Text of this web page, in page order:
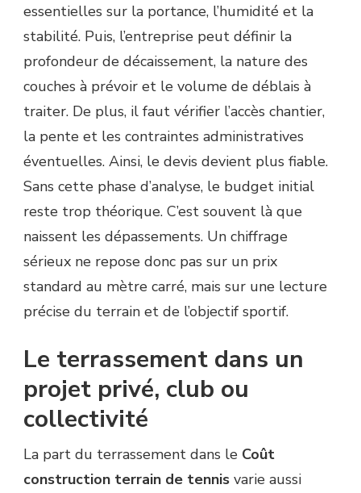
essentielles sur la portance, l’humidité et la
stabilité. Puis, l’entreprise peut définir la
profondeur de décaissement, la nature des
couches à prévoir et le volume de déblais à
traiter. De plus, il faut vérifier l’accès chantier,
la pente et les contraintes administratives
éventuelles. Ainsi, le devis devient plus fiable.
Sans cette phase d’analyse, le budget initial
reste trop théorique. C’est souvent là que
naissent les dépassements. Un chiffrage
sérieux ne repose donc pas sur un prix
standard au mètre carré, mais sur une lecture
précise du terrain et de l’objectif sportif.
Le terrassement dans un
projet privé, club ou
collectivité
La part du terrassement dans le Coût
construction terrain de tennis varie aussi